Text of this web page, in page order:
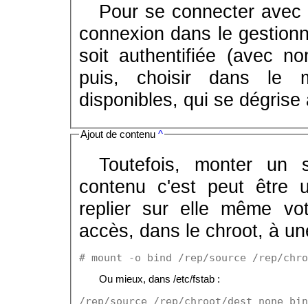
Pour se connecter
connexion dans le
soit authentifiée (avec
puis, choisir dans le
disponibles, qui se
Ajout de contenu ^
Toutefois, monter
contenu c'est peut être
replier sur elle même
accès, dans le chroot, à
# mount -o bind /rep/source /rep/
Ou mieux, dans /etc/fstab :
/rep/source /rep/chroot/dest none